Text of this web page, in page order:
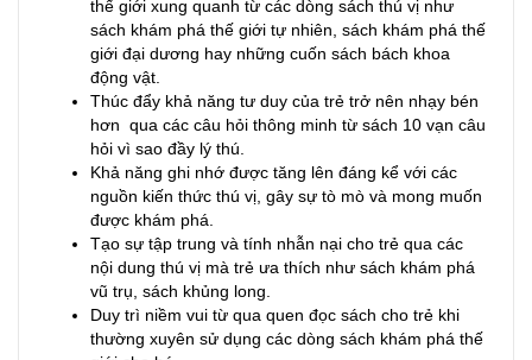
thế giới xung quanh từ các dòng sách thú vị như
sách khám phá thế giới tự nhiên, sách khám phá thế
giới đại dương hay những cuốn sách bách khoa
động vật.
Thúc đẩy khả năng tư duy của trẻ trở nên nhạy bén
hơn qua các câu hỏi thông minh từ sách 10 vạn câu
hỏi vì sao đầy lý thú.
Khả năng ghi nhớ được tăng lên đáng kể với các
nguồn kiến thức thú vị, gây sự tò mò và mong muốn
được khám phá.
Tạo sự tập trung và tính nhẫn nại cho trẻ qua các
nội dung thú vị mà trẻ ưa thích như sách khám phá
vũ trụ, sách khủng long.
Duy trì niềm vui từ qua quen đọc sách cho trẻ khi
thường xuyên sử dụng các dòng sách khám phá thế